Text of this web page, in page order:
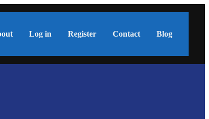
Log in Register Contact Blog